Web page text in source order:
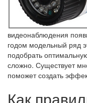
видеонаблюдения
годом модельный ряд
подобрать
сложно. Существует
поможет создать